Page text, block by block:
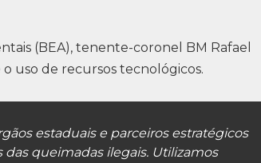
(BEA), tenente-coronel BM Rafael
uso de recursos tecnológicos.
estaduais e parceiros estratégicos
queimadas ilegais. Utilizamos